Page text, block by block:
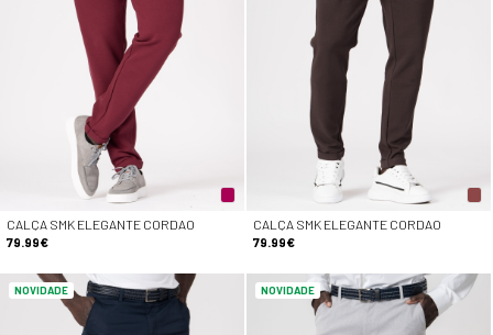
CALÇA SMK ELEGANTE CORDAO
79.99€
CALÇA SMK ELEGANTE CORDAO
79.99€
NOVIDADE NOVIDADE